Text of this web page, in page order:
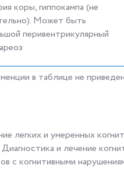
коры, гиппокампа (не
Может быть
перивентрикулярный
в таблице не
легких и умеренных
и лечение
с когнитивными